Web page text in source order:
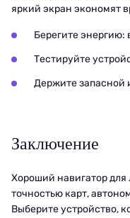
яркий экран экономят
Берегите
Тестируйте
Держите запасной
Заключение
Хороший навигатор
точностью карт,
Выберите устройство,